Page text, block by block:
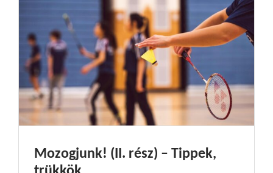
Mozogjunk! (II. rész) – Tippek,